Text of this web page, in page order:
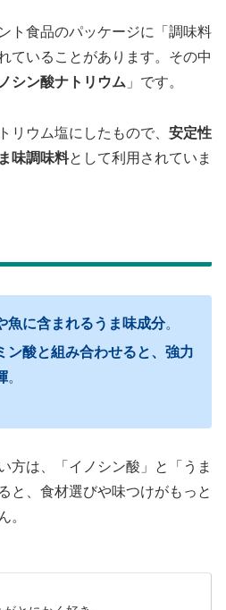
ト食品のパッケージに「調味料
ていることがあります。その中
シン酸ナトリウム 」です。
リウム塩にしたもので、 安定性
味調味料として利用されていま
魚に含まれるうま味成分。
ン酸と組み合わせると、強力
。
方は、「イノシン酸」と「うま
と、食材選びや味つけがもっと
。